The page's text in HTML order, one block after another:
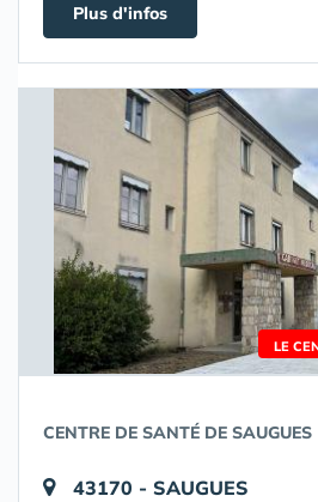
Plus d'infos
LE
CENTRE DE SANTÉ DE SAUGUES
43170 - SAUGUES